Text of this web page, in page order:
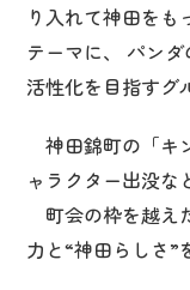
り入れて神田をも
テーマに、 パン
活性化を目指すグ
神田錦町の「キ
ャラクター出没な
町会の枠を越え
力と“神田らしさ”